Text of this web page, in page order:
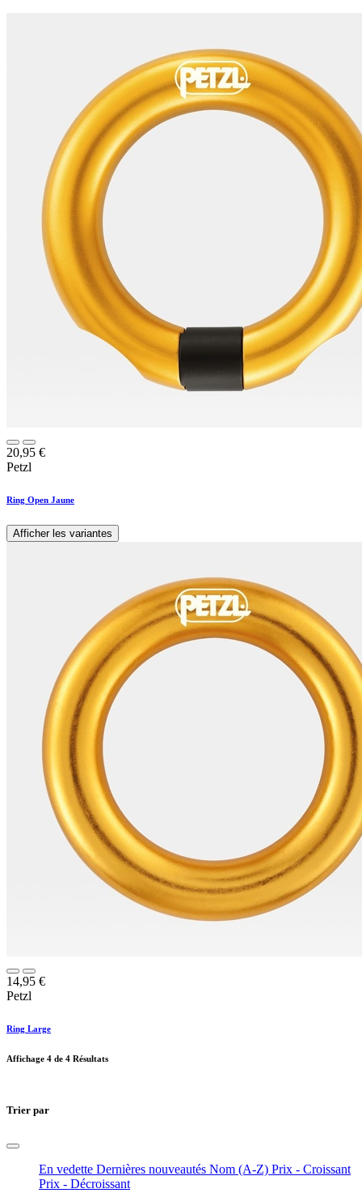
20,95 €
Petzl
Ring Open Jaune
Afficher les variantes
14,95 €
Petzl
Ring Large
Affichage 4 de 4 Résultats
Trier par
En vedette Dernières nouveautés Nom (A-Z) Prix - Croissant
Prix - Décroissant